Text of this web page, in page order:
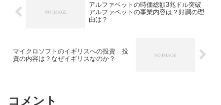
アルファベットの時価総額3兆ドル突破
アルファベットの事業内容は？好調の理
由は？
マイクロソフトのイギリスへの投資 投
資の内容は？なぜイギリスなのか？
コメント